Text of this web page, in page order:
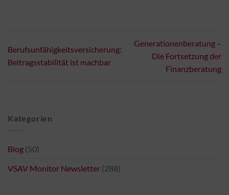
Berufsunfähigkeitsversicherung:
Beitragsstabilität ist machbar
Generationenberatung –
Die Fortsetzung der
Finanzberatung
Kategorien
Blog (50)
VSAV Monitor Newsletter (288)